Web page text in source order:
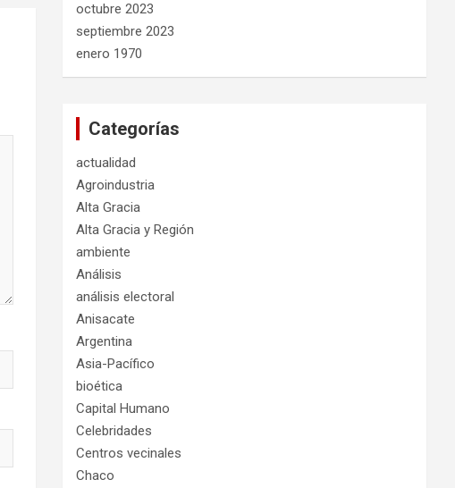
octubre 2023
septiembre 2023
enero 1970
Categorías
actualidad
Agroindustria
Alta Gracia
Alta Gracia y Región
ambiente
Análisis
análisis electoral
Anisacate
Argentina
Asia-Pacífico
bioética
Capital Humano
Celebridades
Centros vecinales
Chaco